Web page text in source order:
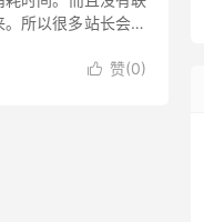
所以很多站长会选
 赞(0)